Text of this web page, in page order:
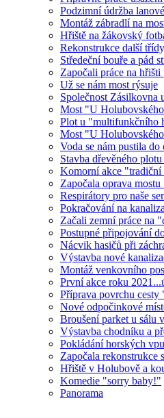
Podzimní údržba
Montáž zábradlí na
Hřiště na žákovský
Rekonstrukce další
Středeční bouře a pád
Započali práce na
Už se nám most rýsuje
Společnost Zásilkovna
Most "U
Plot u "multifunkčního
Most "U
Voda se nám pustila do
Stavba dřevěného
Komorní akce
Započala oprava
Respirátory pro naše
Pokračování na
Začali zemní práce na
Postupné připojování
Nácvik hasičů při
Výstavba nové
Montáž venkovního
První akce roku
Příprava povrchu cesty
Nové odpočinkové
Broušení parket u sálu
Výstavba chodníku a
Pokládání horských
Započala rekonstrukce
Hřiště v Holubově a
Komedie "sorry baby!"
Panorama